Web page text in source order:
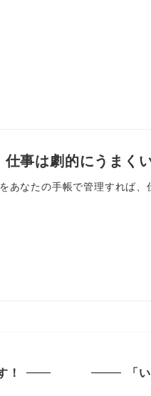
事は劇的にうまく
あなたの手帳で管理すれば
！ 「